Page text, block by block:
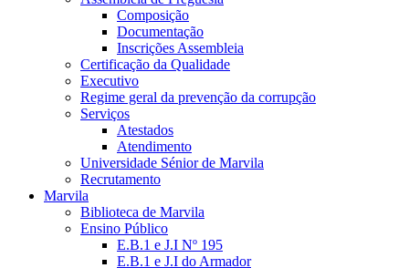
Composição
Documentação
Inscrições Assembleia
Certificação da Qualidade
Executivo
Regime geral da prevenção da corrupção
Serviços
Atestados
Atendimento
Universidade Sénior de Marvila
Recrutamento
Marvila
Biblioteca de Marvila
Ensino Público
E.B.1 e J.I Nº 195
E.B.1 e J.I do Armador